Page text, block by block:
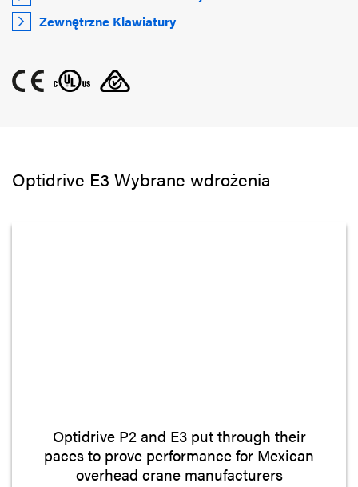
Zewnętrzne Klawiatury
Optidrive E3 Wybrane wdrożenia
Optidrive P2 and E3 put through their
paces to prove performance for Mexican
overhead crane manufacturers